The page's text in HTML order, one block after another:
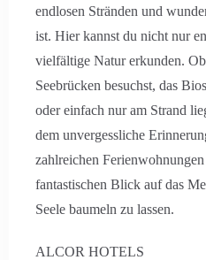
endlosen Stränden und
ist. Hier kannst du nicht nur
vielfältige Natur erkunden.
Seebrücken besuchst, das
oder einfach nur am Strand
dem unvergessliche
zahlreichen
fantastischen Blick auf das
Seele baumeln zu lassen.
ALCOR HOTELS